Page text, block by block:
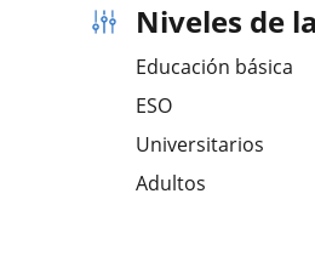
Niveles de
Educación básica
ESO
Universitarios
Adultos